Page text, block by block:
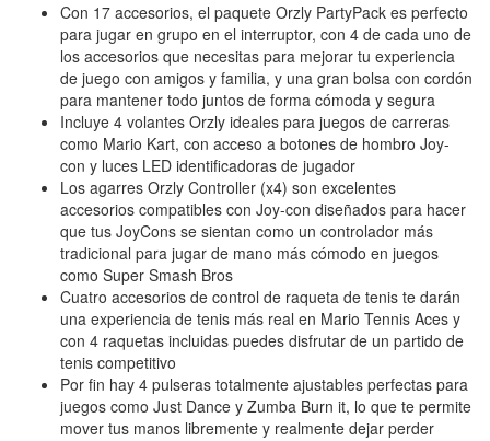
Con 17 accesorios, el paquete Orzly PartyPack es perfecto
para jugar en grupo en el interruptor, con 4 de cada uno de
los accesorios que necesitas para mejorar tu experiencia
de juego con amigos y familia, y una gran bolsa con cordón
para mantener todo juntos de forma cómoda y segura
Incluye 4 volantes Orzly ideales para juegos de carreras
como Mario Kart, con acceso a botones de hombro Joy-
con y luces LED identificadoras de jugador
Los agarres Orzly Controller (x4) son excelentes
accesorios compatibles con Joy-con diseñados para hacer
que tus JoyCons se sientan como un controlador más
tradicional para jugar de mano más cómodo en juegos
como Super Smash Bros
Cuatro accesorios de control de raqueta de tenis te darán
una experiencia de tenis más real en Mario Tennis Aces y
con 4 raquetas incluidas puedes disfrutar de un partido de
tenis competitivo
Por fin hay 4 pulseras totalmente ajustables perfectas para
juegos como Just Dance y Zumba Burn it, lo que te permite
mover tus manos libremente y realmente dejar perder